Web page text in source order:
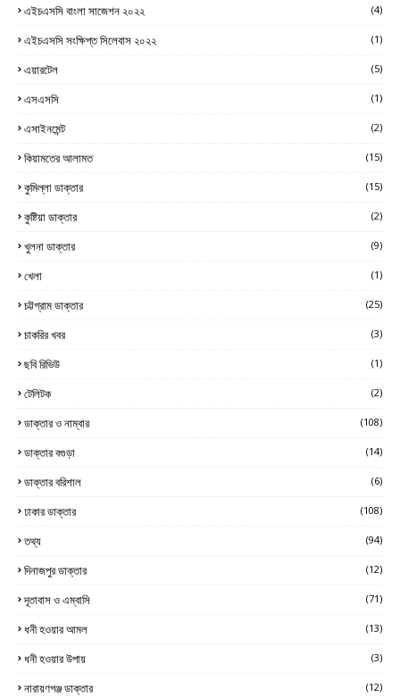
এইচএসসি বাংলা সাজেশন ২০২২ (4)
এইচএসসি সংক্ষিপ্ত সিলেবাস ২০২২ (1)
এয়ারটেল (5)
এসএসসি (1)
এসাইনমেন্ট (2)
কিয়ামতের আলামত (15)
কুমিল্লা ডাক্তার (15)
কুষ্টিয়া ডাক্তার (2)
খুলনা ডাক্তার (9)
খেলা (1)
চট্টগ্রাম ডাক্তার (25)
চাকরির খবর (3)
ছবি রিভিউ (1)
টেলিটক (2)
ডাক্তার ও নাম্বার (108)
ডাক্তার বগুড়া (14)
ডাক্তার বরিশাল (6)
ঢাকার ডাক্তার (108)
তথ্য (94)
দিনাজপুর ডাক্তার (12)
দূতাবাস ও এম্বাসি (71)
ধনী হওয়ার আমল (13)
ধনী হওয়ার উপায় (3)
নারায়ণগঞ্জ ডাক্তার (12)